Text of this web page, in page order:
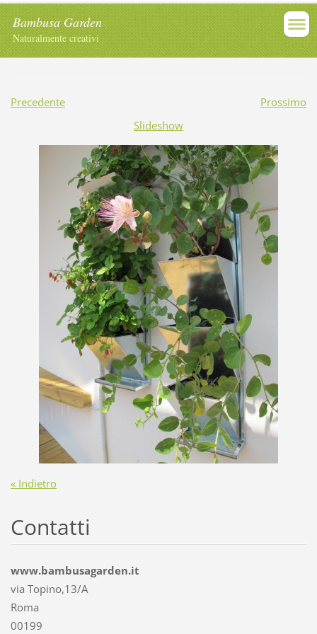
Bambusa Garden
Naturalmente creativi
Precedente
Prossimo
Slideshow
« Indietro
Contatti
www.bambusagarden.it
via Topino,13/A
Roma
00199